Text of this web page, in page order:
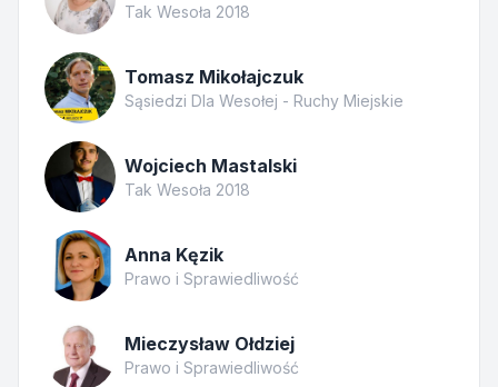
Tak Wesoła 2018
Tomasz Mikołajczuk
Sąsiedzi Dla Wesołej - Ruchy Miejskie
Wojciech Mastalski
Tak Wesoła 2018
Anna Kęzik
Prawo i Sprawiedliwość
Mieczysław Ołdziej
Prawo i Sprawiedliwość